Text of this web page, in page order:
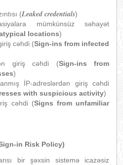
(Leaked credentials)
mümkünsüz səhayət
locations)
cəhdi (Sign-ins from infected
giriş cəhdi (Sign-ins from
)
İP-adreslərdən giriş cəhdi
with suspicious activity)
cəhdi (Signs from unfamiliar
in Risk Policy)
bir şəxsin sistemə icazəsiz